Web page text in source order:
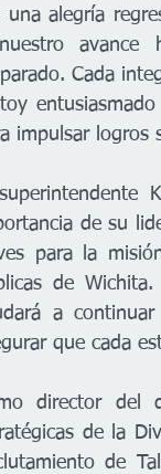
una alegría
avance
Cada
impulsar logros
de su
para la
de
a
que cada
director del
de la
de